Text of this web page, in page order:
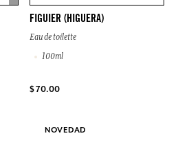
FIGUIER (HIGUERA)
Eau de toilette
100ml
$ 70.00
NOVEDAD